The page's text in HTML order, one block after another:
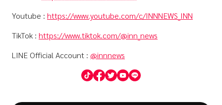
Youtube : https://www.youtube.com/c/INNNEWS_INN
TikTok : https://www.tiktok.com/@inn_news
LINE Official Account : @innnews